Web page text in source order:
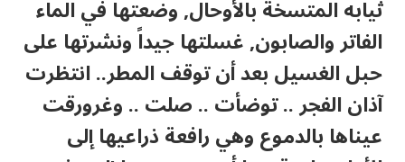
ثيابه المتسخة بالأوحال, وضعتها في الماء
الفاتر والصابون, غسلتها جيداً ونشرتها على
حبل الغسيل بعد أن توقف المطر.. انتظرت
آذان الفجر .. توضأت .. صلت .. وغرورقت
عيناها بالدموع وهي رافعة ذراعيها إلى